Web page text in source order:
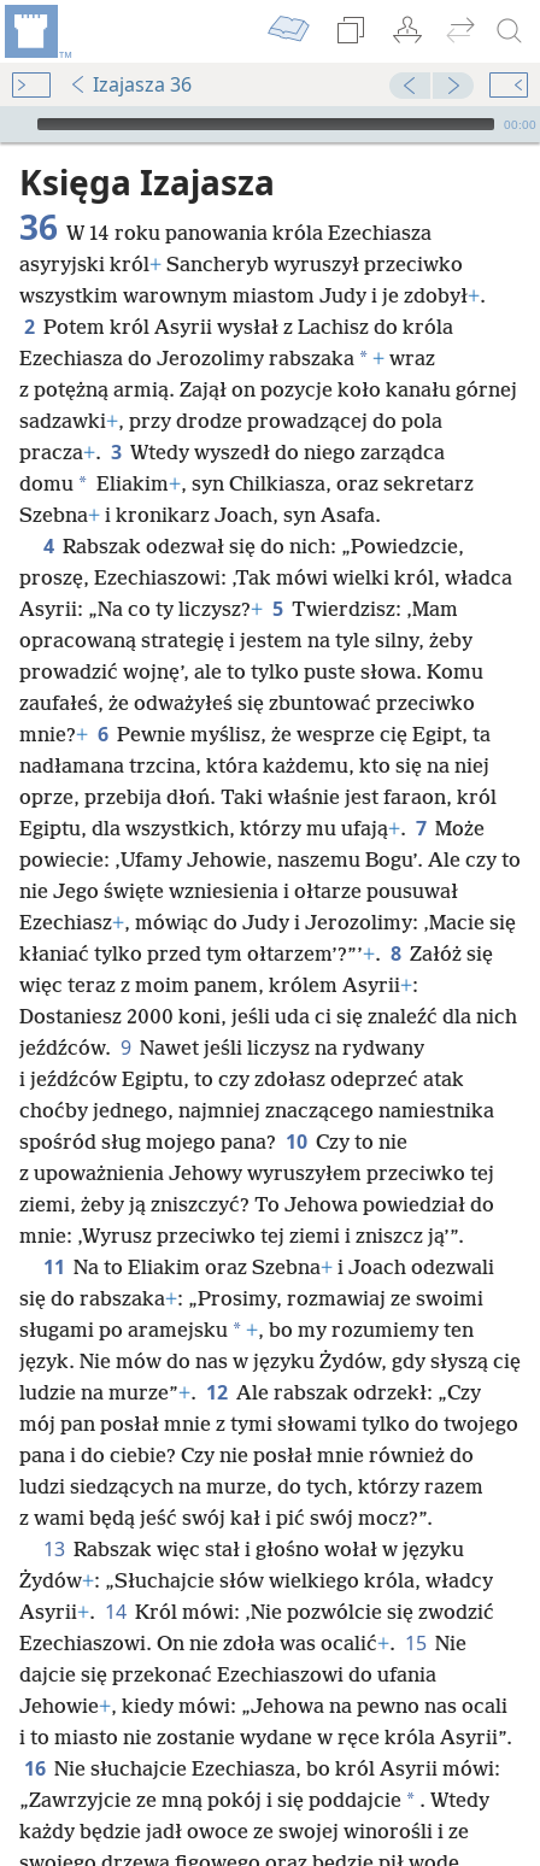
Izajasza 36
Audio Player
00:00
Księga Izajasza
36 W 14 roku panowania króla Ezechiasza
asyryjski król+ Sancheryb wyruszył przeciwko
wszystkim warownym miastom Judy i je zdobył+.
2 Potem król Asyrii wysłał z Lachisz do króla
Ezechiasza do Jerozolimy rabszaka * + wraz
z potężną armią. Zajął on pozycje koło kanału górnej
sadzawki+, przy drodze prowadzącej do pola
pracza+. 3 Wtedy wyszedł do niego zarządca
domu * Eliakim+, syn Chilkiasza, oraz sekretarz
Szebna+ i kronikarz Joach, syn Asafa.
4 Rabszak odezwał się do nich: „Powiedzcie,
proszę, Ezechiaszowi: ‚Tak mówi wielki król, władca
Asyrii: „Na co ty liczysz?+ 5 Twierdzisz: ‚Mam
opracowaną strategię i jestem na tyle silny, żeby
prowadzić wojnę’, ale to tylko puste słowa. Komu
zaufałeś, że odważyłeś się zbuntować przeciwko
mnie?+ 6 Pewnie myślisz, że wesprze cię Egipt, ta
nadłamana trzcina, która każdemu, kto się na niej
oprze, przebija dłoń. Taki właśnie jest faraon, król
Egiptu, dla wszystkich, którzy mu ufają+. 7 Może
powiecie: ‚Ufamy Jehowie, naszemu Bogu’. Ale czy to
nie Jego święte wzniesienia i ołtarze pousuwał
Ezechiasz+, mówiąc do Judy i Jerozolimy: ‚Macie się
kłaniać tylko przed tym ołtarzem’?”’+. 8 Załóż się
więc teraz z moim panem, królem Asyrii+:
Dostaniesz 2000 koni, jeśli uda ci się znaleźć dla nich
jeźdźców. 9 Nawet jeśli liczysz na rydwany
i jeźdźców Egiptu, to czy zdołasz odeprzeć atak
choćby jednego, najmniej znaczącego namiestnika
spośród sług mojego pana? 10 Czy to nie
z upoważnienia Jehowy wyruszyłem przeciwko tej
ziemi, żeby ją zniszczyć? To Jehowa powiedział do
mnie: ‚Wyrusz przeciwko tej ziemi i zniszcz ją’”.
11 Na to Eliakim oraz Szebna+ i Joach odezwali
się do rabszaka+: „Prosimy, rozmawiaj ze swoimi
sługami po aramejsku * +, bo my rozumiemy ten
język. Nie mów do nas w języku Żydów, gdy słyszą cię
ludzie na murze”+. 12 Ale rabszak odrzekł: „Czy
mój pan posłał mnie z tymi słowami tylko do twojego
pana i do ciebie? Czy nie posłał mnie również do
ludzi siedzących na murze, do tych, którzy razem
z wami będą jeść swój kał i pić swój mocz?”.
13 Rabszak więc stał i głośno wołał w języku
Żydów+: „Słuchajcie słów wielkiego króla, władcy
Asyrii+. 14 Król mówi: ‚Nie pozwólcie się zwodzić
Ezechiaszowi. On nie zdoła was ocalić+. 15 Nie
dajcie się przekonać Ezechiaszowi do ufania
Jehowie+, kiedy mówi: „Jehowa na pewno nas ocali
i to miasto nie zostanie wydane w ręce króla Asyrii”.
16 Nie słuchajcie Ezechiasza, bo król Asyrii mówi:
„Zawrzyjcie ze mną pokój i się poddajcie * . Wtedy
każdy będzie jadł owoce ze swojej winorośli i ze